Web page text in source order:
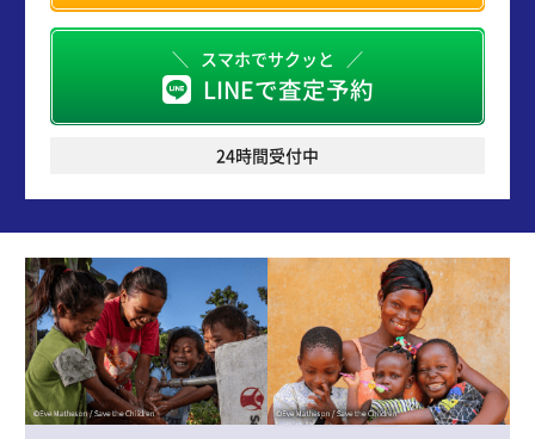
スマホでサクッと
LINEで査定予約
24時間受付中